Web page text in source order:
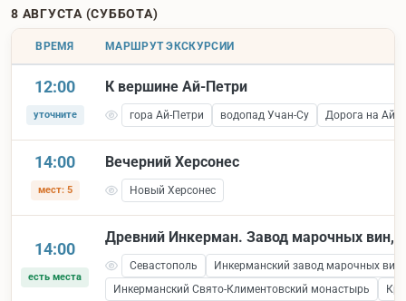
8 АВГУСТА (СУББОТА)
ВРЕМЯ МАРШРУТ ЭКСКУРСИИ
12:00
уточните
К вершине Ай-Петри
гора Ай-Петри водопад Учан-Су Дорога на Ай
14:00
мест: 5
Вечерний Херсонес
Новый Херсонес
14:00
есть места
Древний Инкерман. Завод марочных вин,
Севастополь
Инкерманский завод марочных вин
Инкерманский Свято-Климентовский монастырь